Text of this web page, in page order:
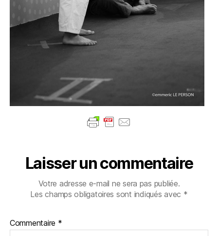
Laisser un commentaire
Votre adresse e-mail ne sera pas publiée.
Les champs obligatoires sont indiqués avec *
Commentaire *